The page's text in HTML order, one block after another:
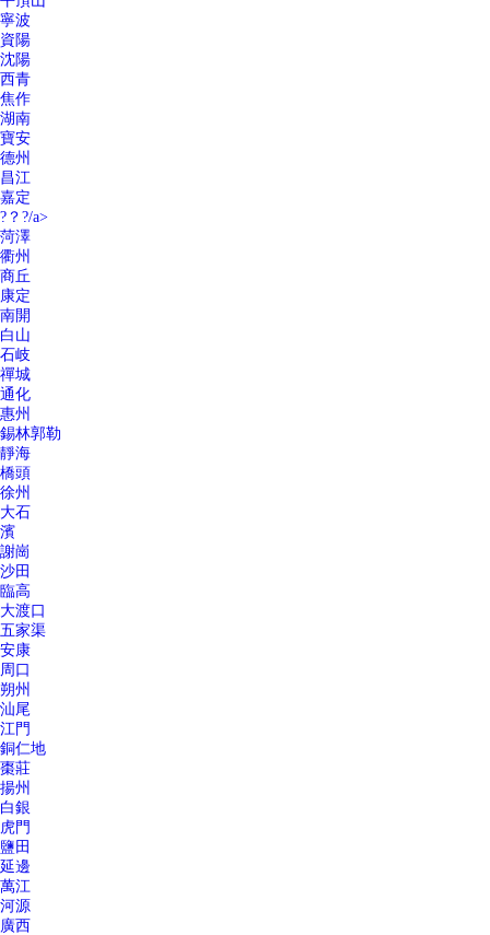
寧波
資陽
沈陽
西青
焦作
湖南
寶安
德州
昌江
嘉定
?？?/a>
菏澤
衢州
商丘
康定
南開
白山
石岐
禪城
通化
惠州
錫林郭勒
靜海
橋頭
徐州
大石
濱
謝崗
沙田
臨高
大渡口
五家渠
安康
周口
朔州
汕尾
江門
銅仁地
棗莊
揚州
白銀
虎門
鹽田
延邊
萬江
河源
廣西